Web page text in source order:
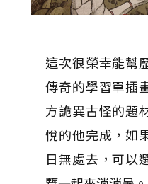
這次很榮幸能幫
傳奇的學習單插
方詭異古怪的題
悅的他完成，如
日無處去，可以